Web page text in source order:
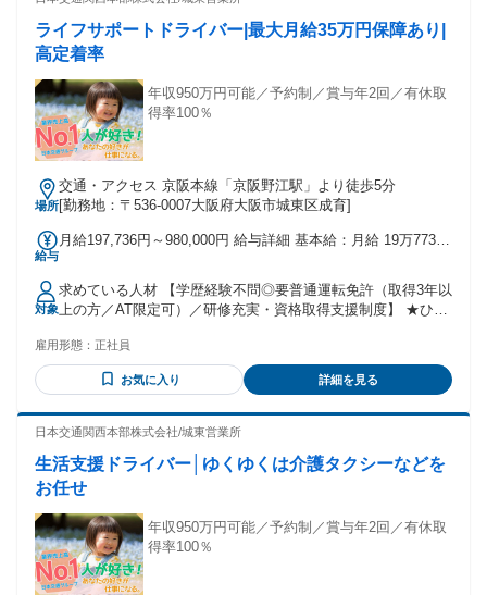
回） ✅店長インセンティブ（最大月30万円支給実績有） ✅資
格手当（最大月6万円支給実績有） ・鑑定士初級 ・鑑定士中
級 ・鑑定士上級 を支給。 店舗の売上に応じてなど、 成果を
出した分だけ 収入も上がります✨
帯販売 ■ 不動産営業 ■ 人材営業 ■ 介護・福祉業界 ■ サービ
ス業全般 …などの経験ある方は活かして働けますよ！ （業界
￣￣￣￣￣￣￣￣￣￣ ✅ 未経験スタート歓迎 ✅ 初正社員・
第二新卒歓迎 ✅ 社会人デビュー応援 ✅ ブランク復帰・UIタ
ーン応援 ✅ 異業種・異業界からの転職応援 ✅ 20〜40代活躍
中（男性7：女性3） ✅ 社員のほとんどが中途入社・定着率抜
します ━━━━━━━━━━━━━━━━ □ 年功序列ではな
く、実力で評価されたい □ 成果を正当に評価される環境で働
ップ・キャリアアップを実現したい □ 指示を待つだけでな
□ 将来的に店舗運営やマネジメントにも挑戦したい □ 人と接
することが好きで、提案力を磨きたい
と ━━━━━━━━━━━━━━━━ 知識や経験は入社後に
身につきます。 それ以上に、 「もっと成長したい」 「今よ
り上を目指したい」 「自分の力で収入もキャリアも上げた
す。 実際に当社では未経験からスタートし、 1年以内で昇格
した社員も多数在籍。 店舗拡大を続けている今だからこそ、
挑戦する人には大きなチャンスがあります。
ライフサポートドライバー|最大月給35万円保障あり|
高定着率
年収950万円可能／予約制／賞与年2回／有休取
得率100％
場所
交通・アクセス 京阪本線「京阪野江駅」より徒歩5分
[勤務地：〒536-0007大阪府大阪市城東区成育]
給与
月給197,736円～980,000円 給与詳細 基本給：月給 19万7736
払われる通勤・皆勤・家族手当金額：なし 全員に一律で支払
われるその他手当金額：なし ※乗務開始～6ヶ月 ▼乗務開始
から6ヶ月保証給を支給 （規定有）月給35万円 ※総額が保証
金額を上回る歩合は上乗せ ※研修期間は日給1万円（10～25
数就業での月給にて掲載 【手当】 ・残業手当 ・深夜手当 ・
服務手当 ・社員紹介手当 ・慶弔見舞金 ☆★「社会保険料」
と「税金」以外の給与控除はありません★☆ 保証給で社員の
安定もバックアップ ！ 当グループでは、「車両使用料・無線
使用料・クレジット手数料」等の給料控除を100%撤廃してい
ます。 そのため、日々の稼ぎがダイレクトに給与に反映され
対象
求めている人材 【学歴経験不問◎要普通運転免許（取得3年以
上の方／AT限定可）／研修充実・資格取得支援制度】 ★ひと
い ・安定した企業でキャリアを築いていきたい ・語学力（英
語、韓国語、中国語など）を活かしたい ・将来年金だけでは
不安。長く働ける仕事を探している ・社会貢献性の高い仕事
（定年のため））
雇用形態： 正社員
お気に入り 詳細を見る
日本交通関西本部株式会社/城東営業所
生活支援ドライバー│ゆくゆくは介護タクシーなどを
お任せ
年収950万円可能／予約制／賞与年2回／有休取
得率100％